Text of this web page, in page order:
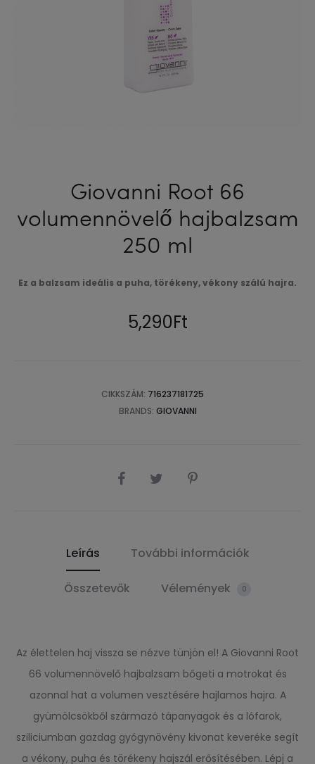
Giovanni Root 66
volumennövelő hajbalzsam
250 ml
Ez a balzsam ideális a puha, törékeny, vékony szálú hajra.
5,290Ft
CIKKSZÁM: 716237181725
BRANDS: GIOVANNI
SHARE
Leírás További információk
Összetevők Vélemények 0
Az élettelen haj vissza se nézve tünjön el! A Giovanni Root
66 volumennövelő hajbalzsam bőgeti a motrokat és
azonnal hat a volumen vesztésére hajlamos hajra. A
gyümölcsökből származó tápanyagok és a lófarok,
sziliciumban gazdag gyógynövény kivonat keveréke segít
a vékony, puha és törékeny hajszál erősítésében. Lépj a